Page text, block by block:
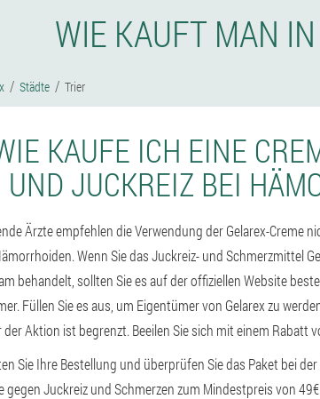
WIE KAUFT MAN
Städte Trier
KAUFE ICH EINE
UND JUCKREIZ BEI
Ärzte empfehlen die Verwendung der Gelarex-Creme
Wenn Sie das Juckreiz- und Schmerzmittel
behandelt, sollten Sie es auf der offiziellen Website
Füllen Sie es aus, um Eigentümer von Gelarex zu
der Aktion ist begrenzt. Beeilen Sie sich mit einem Rabatt
Sie Ihre Bestellung und überprüfen Sie das Paket bei
gegen Juckreiz und Schmerzen zum Mindestpreis von